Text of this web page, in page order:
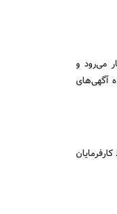
می‌رود و
آگهی‌های